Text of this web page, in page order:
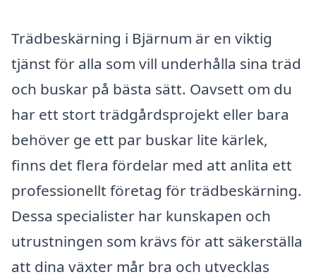
Trädbeskärning i Bjärnum är en viktig
tjänst för alla som vill underhålla sina träd
och buskar på bästa sätt. Oavsett om du
har ett stort trädgårdsprojekt eller bara
behöver ge ett par buskar lite kärlek,
finns det flera fördelar med att anlita ett
professionellt företag för trädbeskärning.
Dessa specialister har kunskapen och
utrustningen som krävs för att säkerställa
att dina växter mår bra och utvecklas